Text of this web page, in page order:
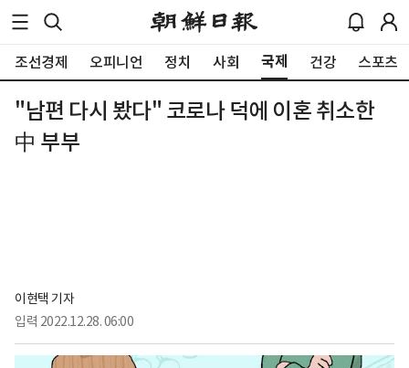
조선경제 오피니언 정치 사회 국제 건강 스포츠
"남편 다시 봤다" 코로나 덕에 이혼 취소한
中 부부
이현택 기자
입력 2022.12.28. 06:00